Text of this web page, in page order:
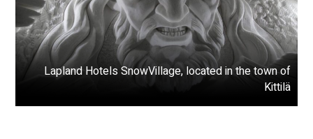
Lapland Hotels SnowVillage, located in the town of
Kittilä